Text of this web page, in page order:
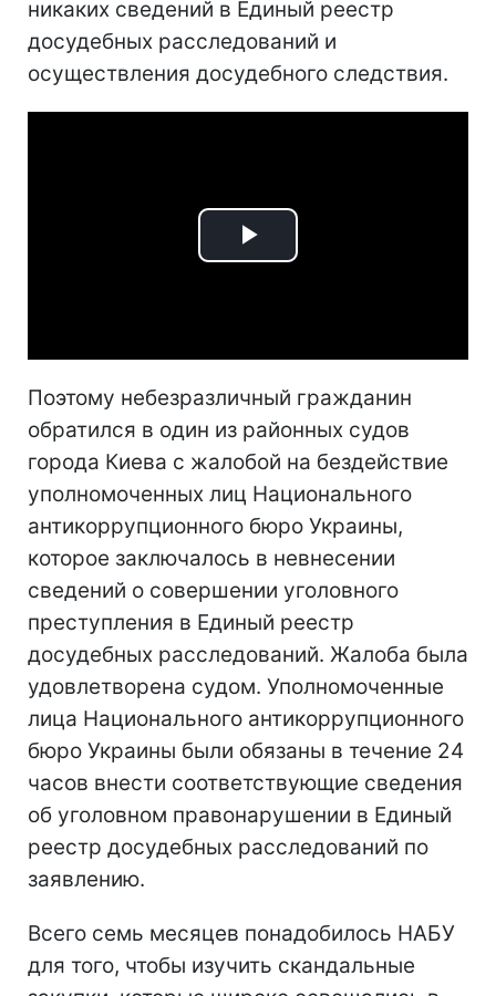
никаких сведений в Единый реестр
досудебных расследований и
осуществления досудебного следствия.
Play
Поэтому небезразличный гражданин
обратился в один из районных судов
города Киева с жалобой на бездействие
уполномоченных лиц Национального
антикоррупционного бюро Украины,
которое заключалось в невнесении
сведений о совершении уголовного
преступления в Единый реестр
досудебных расследований. Жалоба была
удовлетворена судом. Уполномоченные
лица Национального антикоррупционного
бюро Украины были обязаны в течение 24
часов внести соответствующие сведения
об уголовном правонарушении в Единый
реестр досудебных расследований по
заявлению.
Всего семь месяцев понадобилось НАБУ
для того, чтобы изучить скандальные